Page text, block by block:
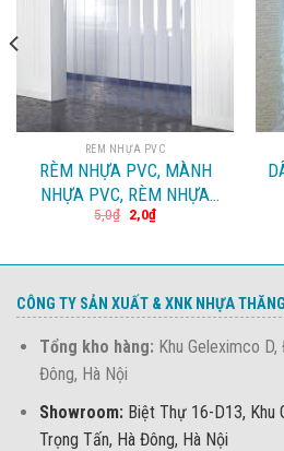
RÈM NHỰA PVC
RÈM NHỰA PVC, MÀNH
NHỰA PVC, RÈM NHỰA
NILON NGĂN KHO LẠNH,
NHIỆT ĐIỀU HÒA.
5,0₫ 2,0₫
CÔNG TY SẢN XUẤT & XNK NHỰA
Tổng kho hàng: Khu Geleximco
Đông, Hà Nội
Showroom: Biệt Thự 16-D13, Khu
Trọng Tấn, Hà Đông, Hà Nội